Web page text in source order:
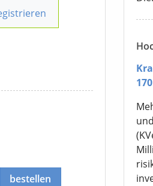
bestellen